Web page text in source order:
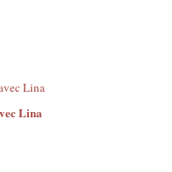
Lina